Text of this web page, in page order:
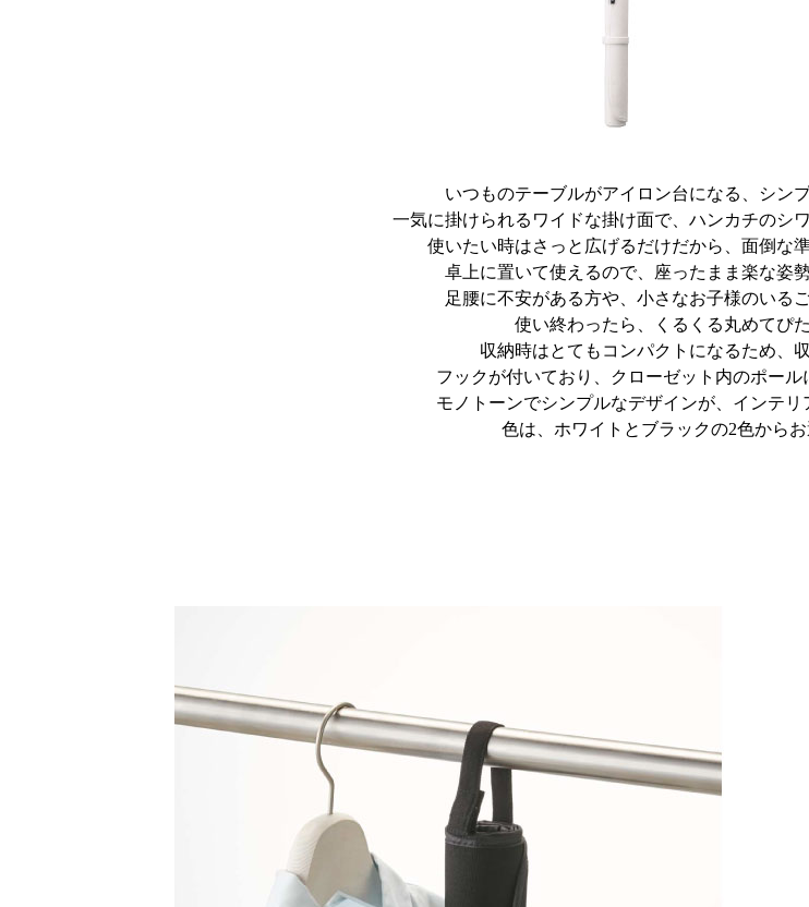
いつものテーブルがアイロン台になる、シン
一気に掛けられるワイドな掛け面で、ハンカチのシ
使いたい時はさっと広げるだけだから、面倒な
卓上に置いて使えるので、座ったまま楽な姿
足腰に不安がある方や、小さなお子様のいる
使い終わったら、くるくる丸めてぴ
収納時はとてもコンパクトになるため、
フックが付いており、クローゼット内のポール
モノトーンでシンプルなデザインが、インテリ
色は、ホワイトとブラックの2色からお